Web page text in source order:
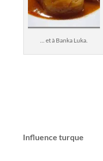
... et à Banka Luka.
Influence turque